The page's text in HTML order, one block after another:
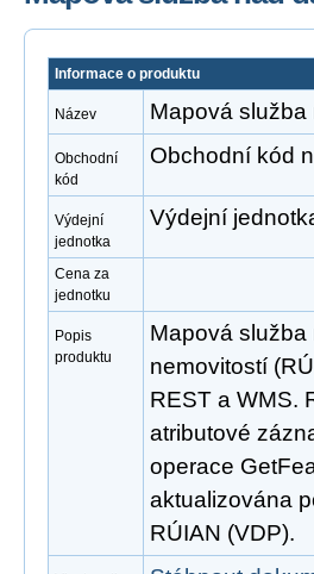
Informace o produktu
Název Mapová služba
Obchodní
kód
Obchodní kód
Výdejní
jednotka
Výdejní
Cena za
jednotku
Popis
produktu
Mapová
nemovitostí
REST a WMS.
atributové
operace
aktualizována
RÚIAN (VDP).